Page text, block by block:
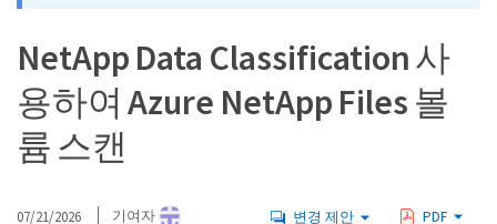
NetApp Data Classification 사
용하여 Azure NetApp Files 볼
륨 스캔
07/21/2026 기여자 변경 제안 PDF